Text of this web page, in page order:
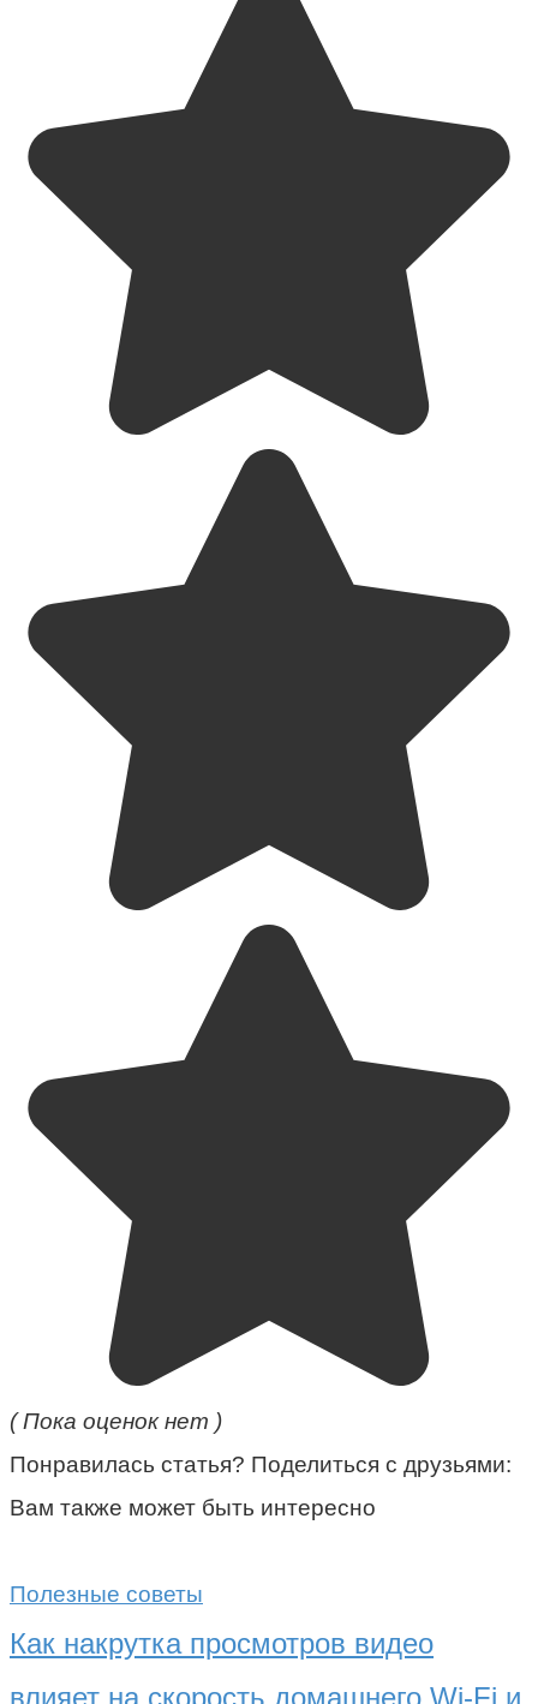
( Пока оценок нет )
Понравилась статья? Поделиться с друзьями:
Вам также может быть интересно
Полезные советы
Как накрутка просмотров видео